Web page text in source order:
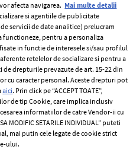
Termeni si conditii
Politica de
confidențialitate
Politica de cookies
Publicitate
afecta navigarea. Mai multe detalii
si agentiile de publicitate
servicii de date analitice) prelucram
pentru a personaliza
in functie de interesele si/sau profilul
retelelor de socializare si pentru a
drepturile prevazute de art. 15-22 din
cu caracter personal. Aceste drepturi pot
aici. Prin click pe “ACCEPT TOATE”,
de tip Cookie, care implica inclusiv
informatiilor de catre Vendor-ii cu
MODIFIC SETARILE INDIVIDUAL” puteti
mai putin cele legate de cookie strict
ului.